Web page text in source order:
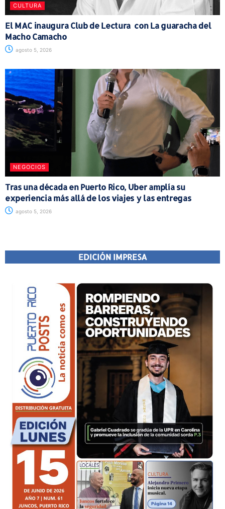
CULTURA
El MAC inaugura Club de Lectura con La guaracha del
Macho Camacho
agosto 5, 2026
NEGOCIOS
Tras una década en Puerto Rico, Uber amplía su
experiencia más allá de los viajes y las entregas
agosto 5, 2026
EDICIÓN IMPRESA